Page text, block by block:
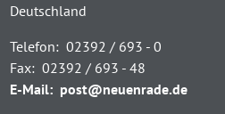
Deutschland
Telefon: 02392 / 693 - 0
Fax: 02392 / 693 - 48
E-Mail: post@neuenrade.de